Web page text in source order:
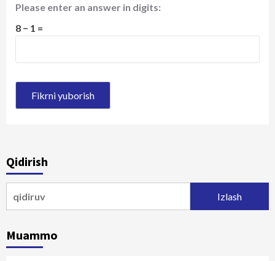
Please enter an answer in digits:
8 − 1 =
Qidirish
Muammo